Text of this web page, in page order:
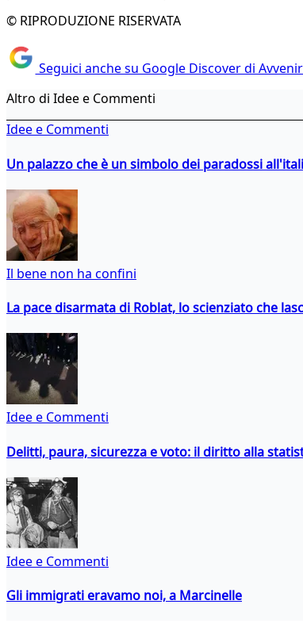
© RIPRODUZIONE RISERVATA
Seguici anche su Google Discover di
Altro di Idee e Commenti
Idee e Commenti
Un palazzo che è un simbolo dei paradossi
Il bene non ha confini
La pace disarmata di Roblat, lo scienziato che
Idee e Commenti
Delitti, paura, sicurezza e voto: il diritto alla
Idee e Commenti
Gli immigrati eravamo noi, a Marcinelle